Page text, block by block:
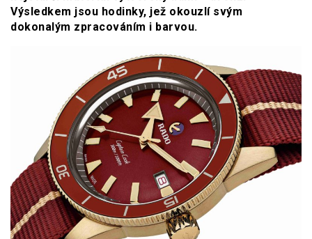
Výsledkem jsou hodinky, jež okouzlí svým
dokonalým zpracováním i barvou.